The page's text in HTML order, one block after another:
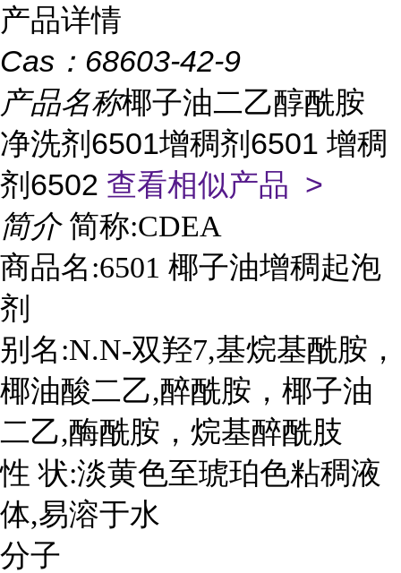
产品详情
Cas： 68603-42-9
产品名称椰子油二乙醇酰胺
净洗剂6501增稠剂6501 增稠
剂6502 查看相似产品 >
简介 简称:CDEA
商品名:6501 椰子油增稠起泡
剂
别名:N.N-双羟7,基烷基酰胺，
椰油酸二乙,醉酰胺，椰子油
二乙,酶酰胺，烷基醉酰肢
性 状:淡黄色至琥珀色粘稠液
体,易溶于水
分子